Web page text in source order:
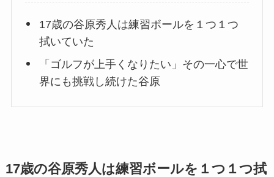
17歳の谷原秀人は練習ボールを１つ１つ
拭いていた
「ゴルフが上手くなりたい」その一心で世
界にも挑戦し続けた谷原
17歳の谷原秀人は練習ボールを１つ１つ拭